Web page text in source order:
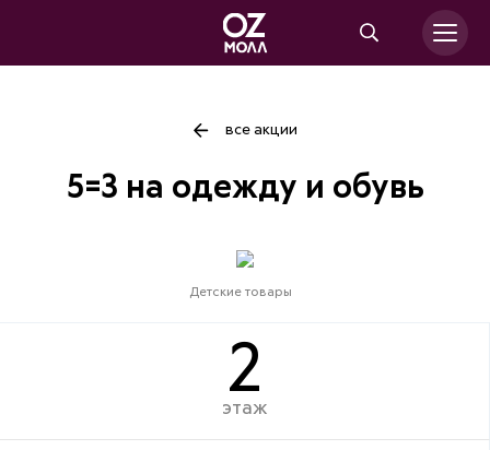
все акции
5=3 на одежду и обувь
Детские товары
2
этаж